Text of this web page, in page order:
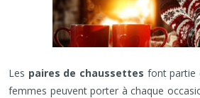
Les paires de chaussettes font partie
femmes peuvent porter à chaque